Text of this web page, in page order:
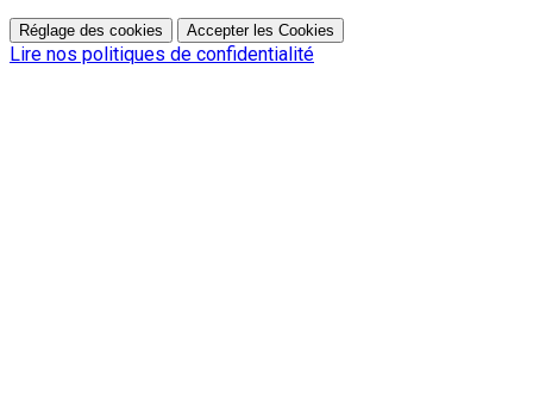
Réglage des cookies Accepter les Cookies
Lire nos politiques de confidentialité